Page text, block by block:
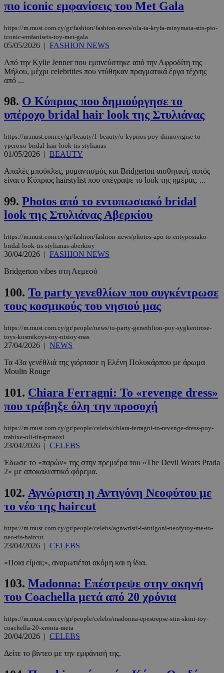
πιο iconic εμφανίσεις του Met Gala
https://m.must.com.cy/gr/fashion/fashion-news/ola-ta-kryfa-minymata-stis-pio-
iconic-emfaniseis-toy-met-gala
05/05/2026 | FASHION NEWS
Από την Kylie Jenner που εμπνεύστηκε από την Αφροδίτη της
Μήλου, μέχρι celebrities που ντύθηκαν πραγματικά έργα τέχνης
από ...
98. Ο Κύπριος που δημιούργησε το
υπέροχο bridal hair look της Στυλιάνας
https://m.must.com.cy/gr/beauty/1-beauty/o-kyprios-poy-dimioyrgise-to-
yperoxo-bridal-hair-look-tis-stylianas
01/05/2026 | BEAUTY
Απαλές μπούκλες, ρομαντισμός και Bridgerton αισθητική, αυτός
είναι ο Κύπριος hairstylist που υπέγραψε το look της ημέρας. ...
99. Photos από το εντυπωσιακό bridal
look της Στυλιάνας Αβερκίου
https://m.must.com.cy/gr/fashion/fashion-news/photos-apo-to-entyposiako-
bridal-look-tis-stylianas-aberkioy
30/04/2026 | FASHION NEWS
Bridgerton vibes στη Λεμεσό
100. Το party γενεθλίων που συγκέντρωσε
τους κοσμικούς του νησιού μας
https://m.must.com.cy/gr/people/news/to-party-genethlion-poy-sygkentrose-
toys-kosmikoys-toy-nisioy-mas
27/04/2026 | NEWS
Τα 43α γενέθλιά της γιόρτασε η Ελένη Πολυκάρπου με άρωμα
Moulin Rouge
101. Chiara Ferragni: Το «revenge dress»
που τράβηξε όλη την προσοχή
https://m.must.com.cy/gr/people/celebs/chiara-ferragni-to-revenge-dress-poy-
trabixe-oli-tin-prosoxi
23/04/2026 | CELEBS
Έδωσε το «παρών» της στην πρεμιέρα του «The Devil Wears Prada
2» με αποκαλυπτικό φόρεμα.
102. Αγνώριστη η Αντιγόνη Νεοφύτου με
το νέο της haircut
https://m.must.com.cy/gr/people/celebs/agnwristi-i-antigoni-neofytoy-me-to-
neo-tis-haircut
23/04/2026 | CELEBS
«Ποια είμαι;», αναρωτιέται ακόμη και η ίδια.
103. Madonna: Επέστρεψε στην σκηνή
του Coachella μετά από 20 χρόνια
https://m.must.com.cy/gr/people/celebs/madonna-epestrepse-stin-skini-toy-
coachella-20-xronia-meta
20/04/2026 | CELEBS
Δείτε το βίντεο με την εμφάνισή της.